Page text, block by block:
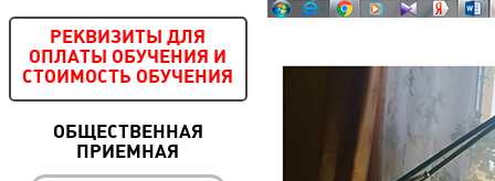
РЕКВИЗИТЫ ДЛЯ
ОПЛАТЫ ОБУЧЕНИЯ И
СТОИМОСТЬ ОБУЧЕНИЯ
ОБЩЕСТВЕННАЯ
ПРИЕМНАЯ